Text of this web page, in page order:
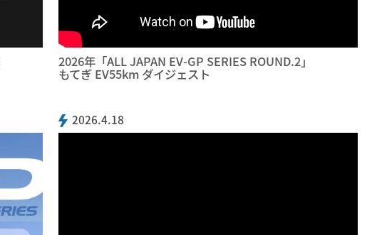
2026年「ALL JAPAN EV-GP SERIES ROUND.2」
もてぎ EV55km ダイジェスト
2026.4.18